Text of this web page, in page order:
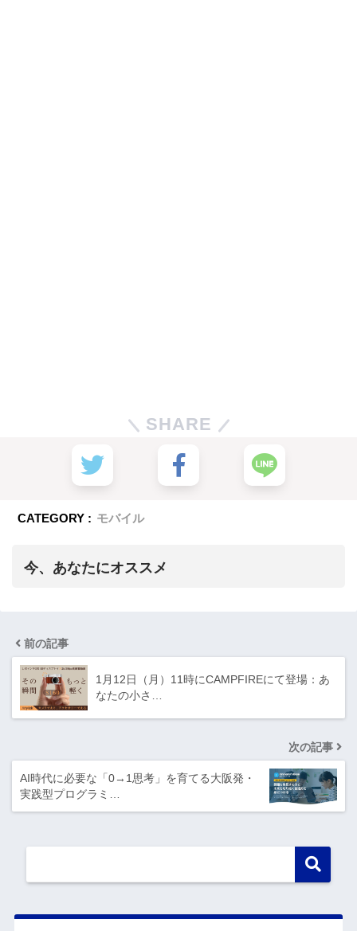
SHARE
CATEGORY : モバイル
今、あなたにオススメ
前の記事
1月12日（月）11時にCAMPFIREにて登場：あ
なたの小さ…
次の記事
AI時代に必要な「0→1思考」を育てる大阪発・
実践型プログラミ…